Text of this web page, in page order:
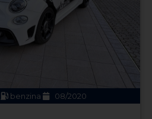
benzina 08/2020